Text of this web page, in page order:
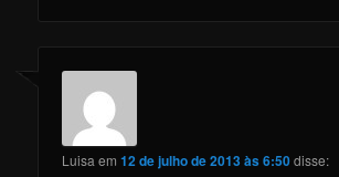
Luisa em12 de julho de 2013 às 6:50disse: